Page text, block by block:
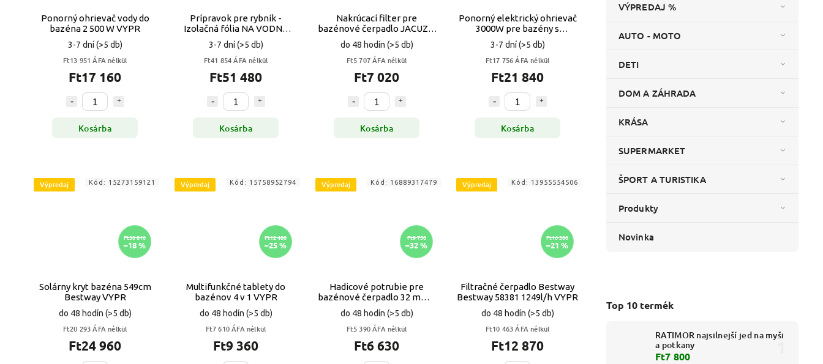
VÝPREDAJ %
AUTO - MOTO
DETI
DOM A ZÁHRADA
KRÁSA
SUPERMARKET
ŠPORT A TURISTIKA
Produkty
Novinka
Top 10 termék
RATIMOR najsilnejší jed na myši
a potkany
Ft7 800
Ponorný ohrievač vody do
bazéna 2 500 W VYPR
3-7 dní(>5 db)
Ft13 951 ÁFA nélkül
Ft17 160
Kosárba
Prípravok pre rybník -
Izolačná fólia NA VODNÚ
CESTU 6x4m Hrubá 0,4mm
3-7 dní(>5 db)
Ft41 854 ÁFA nélkül
Ft51 480
Kosárba
Nakrúcací filter pre
bazénové čerpadlo JACUZZI
Kamino VYPR
do 48 hodín (>5 db)
Ft5 707 ÁFA nélkül
Ft7 020
Kosárba
Ponorný elektrický ohrievač
3000W pre bazény s
časovačom VYPR
3-7 dní(>5 db)
Ft17 756 ÁFA nélkül
Ft21 840
Kosárba
Výpredaj
Ft30 810
–18 %
Solárny kryt bazéna 549cm
Bestway VYPR
do 48 hodín (>5 db)
Ft20 293 ÁFA nélkül
Ft24 960
Kód: 15273159121 Výpredaj
Ft12 480
–25 %
Multifunkčné tablety do
bazénov 4 v 1 VYPR
do 48 hodín (>5 db)
Ft7 610 ÁFA nélkül
Ft9 360
Kód: 15758952794 Výpredaj
Ft9 750
–32 %
Hadicové potrubie pre
bazénové čerpadlo 32 mm 3
m Bestway 58369 VYPR
do 48 hodín (>5 db)
Ft5 390 ÁFA nélkül
Ft6 630
Kód: 16889317479 Výpredaj
Ft16 380
–21 %
Filtračné čerpadlo Bestway
Bestway 58381 1249l/h VYPR
do 48 hodín (>5 db)
Ft10 463 ÁFA nélkül
Ft12 870
Kód: 13955554506